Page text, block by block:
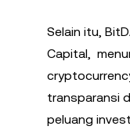
Selain itu,
Capital,
transparansi
peluang